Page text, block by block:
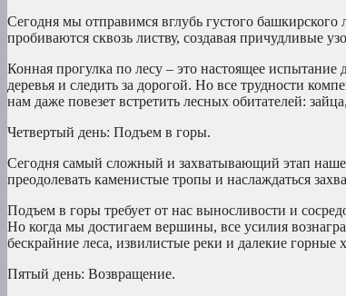
Сегодня мы отправимся вглубь густого
пробиваются сквозь листву, создавая причудливые
Конная прогулка по лесу – это настоящее
деревья и следить за дорогой. Но все трудности
нам даже повезет встретить лесных обитателей:
Четвертый день: Подъем в горы.
Сегодня самый сложный и захватывающий этап
преодолевать каменистые тропы и наслаждаться
Подъем в горы требует от нас выносливости и
Но когда мы достигаем вершины, все усилия
бескрайние леса, извилистые реки и далекие горные
Пятый день: Возвращение.